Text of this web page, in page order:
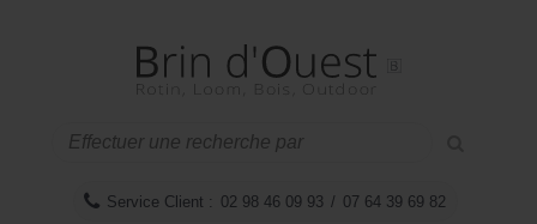
Service Client : 02 98 46 09 93 / 07 64 39 69 82